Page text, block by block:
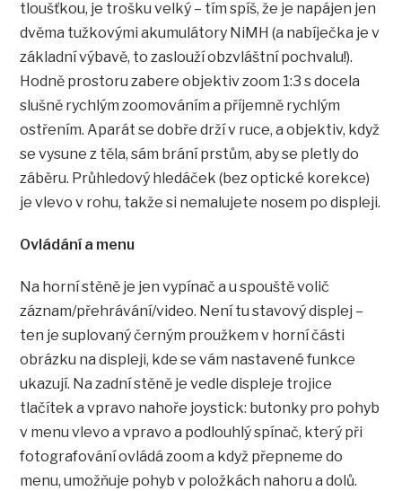
tloušťkou, je trošku velký – tím spíš, že je napájen jen
dvěma tužkovými akumulátory NiMH (a nabíječka je v
základní výbavě, to zaslouží obzvláštní pochvalu!).
Hodně prostoru zabere objektiv zoom 1:3 s docela
slušně rychlým zoomováním a příjemně rychlým
ostřením. Aparát se dobře drží v ruce, a objektiv, když
se vysune z těla, sám brání prstům, aby se pletly do
záběru. Průhledový hledáček (bez optické korekce)
je vlevo v rohu, takže si nemalujete nosem po displeji.
Ovládání a menu
Na horní stěně je jen vypínač a u spouště volič
záznam/přehrávání/video. Není tu stavový displej –
ten je suplovaný černým proužkem v horní části
obrázku na displeji, kde se vám nastavené funkce
ukazují. Na zadní stěně je vedle displeje trojice
tlačítek a vpravo nahoře joystick: butonky pro pohyb
v menu vlevo a vpravo a podlouhlý spínač, který při
fotografování ovládá zoom a když přepneme do
menu, umožňuje pohyb v položkách nahoru a dolů.